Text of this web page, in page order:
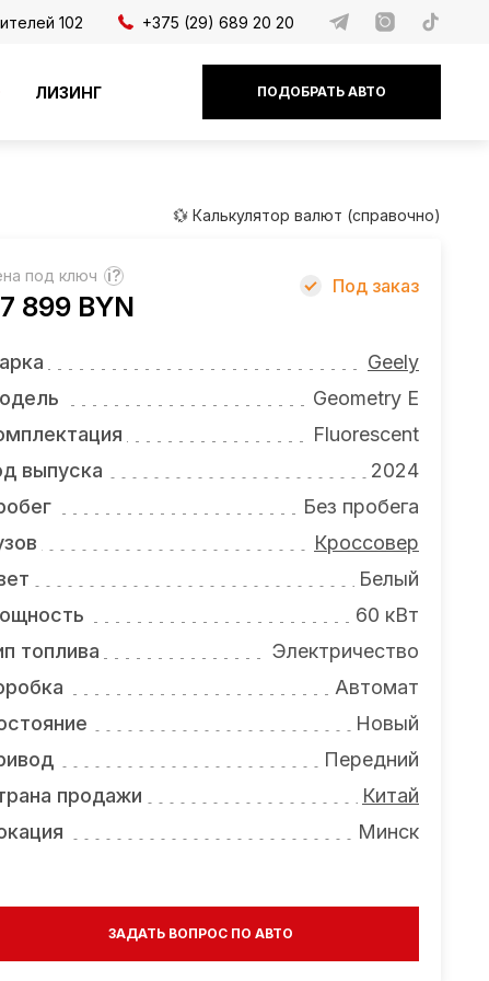
102 +375 (29) 689 20 20
ЛИЗИНГ ПОДОБРАТЬ АВТО
💱 Калькулятор валют (справочно)
под ключ ?
899 BYN
Под заказ
Geely
Geometry E
Fluorescent
выпуска
2024
Без пробега
Кроссовер
Белый
60 кВт
топлива
Электричество
Автомат
Новый
Передний
продажи
Китай
Минск
ЗАДАТЬ ВОПРОС ПО АВТО